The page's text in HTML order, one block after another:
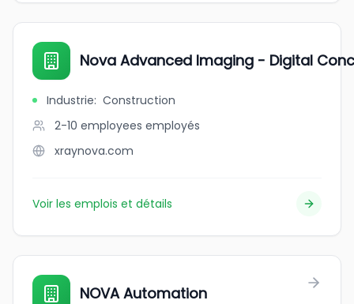
Nova Advanced Imaging - Digital
Industrie: Construction
2-10 employees employés
xraynova.com
Voir les emplois et détails
NOVA Automation